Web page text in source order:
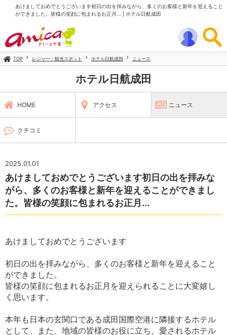
あけましておめでとうございます初日の出を拝みながら、多くのお客様と新年を迎えること
ができました。皆様の笑顔に包まれるお正月... | ホテル日航成田
TOP レジャー・観光スポット ホテル日航成田 ニュース
ホテル日航成田
HOME アクセス ニュース
クチコミ
2025.01.01
あけましておめでとうございます初日の出を拝みな
がら、多くのお客様と新年を迎えることができまし
た。皆様の笑顔に包まれるお正月...
あけましておめでとうございます
初日の出を拝みながら、多くのお客様と新年を迎えること
ができました。
皆様の笑顔に包まれるお正月を迎えられることに大変嬉し
く思います。
本年も日本の玄関口である成田国際空港に隣接するホテル
として、また、地域の皆様のお役に立ち、愛されるホテル